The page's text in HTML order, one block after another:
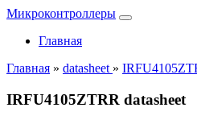
Микроконтроллеры
Главная
Главная » datasheet »
IRFU4105ZTRR datasheet